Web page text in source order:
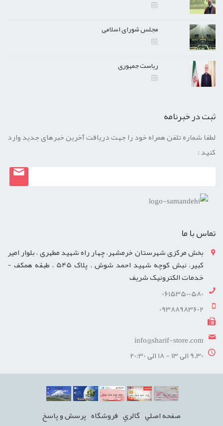
مجلس شورای اسلامی
ریاست جمهوری
ثبت در خبرنامه
لطفا شماره تلفن همراه خود را جهت دریافت آخرین خبرهای جدید وارد
کنید :
تماس با ما
بخش مرکزی شهرستان خرمشهر، چهار راه شهید مطهری ، بلوار امیر
کبیر، نبش کوچه شهید احمد شوش ، پلاک 545 ، طبقه همکف -
خدمات الکترونیک شریف
06153500580
09388983602
info@sharif-store.com
9.30 الی 13 - 18 الی 20:30
صفحه اصلي گالري فروشگاه پرسش و پاسخ